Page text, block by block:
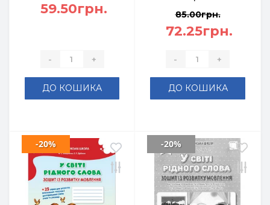
59.50грн.
- +
ДО КОШИКА
85.00грн.
72.25грн.
- +
ДО КОШИКА
-20% -20%